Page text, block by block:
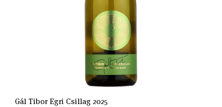
Gál Tibor Egri Csillag 2025